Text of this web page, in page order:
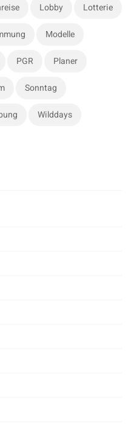
Lobby Lotterie
Modelle
PGR Planer
Sonntag
Wilddays